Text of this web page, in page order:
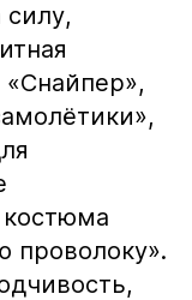
«Снайпер»,
костюма
проволоку».